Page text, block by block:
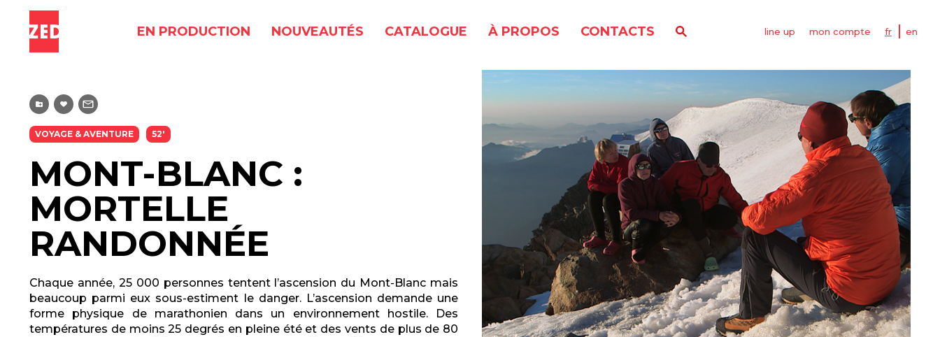
EN PRODUCTION NOUVEAUTÉS CATALOGUE À PROPOS CONTACTS line up mon compte fr en
VOYAGE & AVENTURE 52'
MONT-BLANC :
MORTELLE
RANDONNÉE
Chaque année, 25 000 personnes tentent l’ascension du Mont-Blanc mais
beaucoup parmi eux sous-estiment le danger. L’ascension demande une
forme physique de marathonien dans un environnement hostile. Des
températures de moins 25 degrés en pleine été et des vents de plus de 80